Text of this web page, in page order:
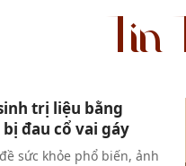
Tin
trị liệu bằng
đau cổ vai gáy
sức khỏe phổ biến, ảnh